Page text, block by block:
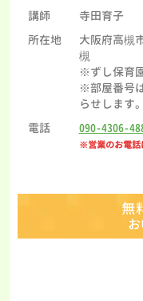
講師
寺田育子
所在地
大阪府高槻
槻
※ずし保育
※部屋番号
らせします。
電話
090-4306-
※営業のお電話
無